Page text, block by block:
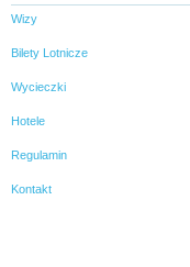
Wizy
Bilety Lotnicze
Wycieczki
Hotele
Regulamin
Kontakt